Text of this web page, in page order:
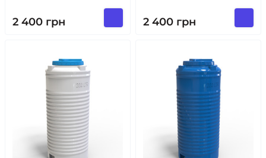
2 400 грн 2 400 грн